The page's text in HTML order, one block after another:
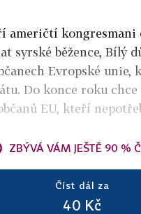
američtí kongresmani
syrské běžence, Bílý
Evropské unie,
Do konce roku
EU, kteří
ZBÝVÁ VÁM JEŠTĚ 90 %
Číst dál za
40 Kč